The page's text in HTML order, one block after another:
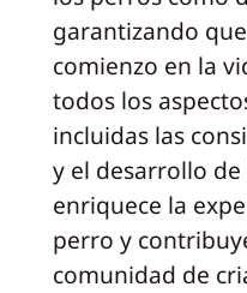
garantizando
comienzo en la
todos los
incluidas las
y el desarrollo
enriquece la
perro y
comunidad de